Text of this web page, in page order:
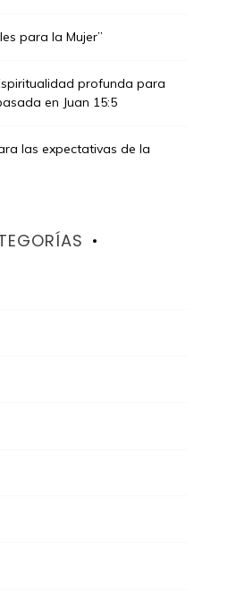
para la Mujer”
profunda para
en Juan 15:5
las expectativas de la